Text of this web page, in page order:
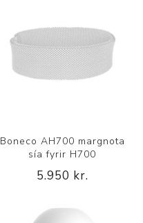
Boneco AH700 margnota
sía fyrir H700
5.950 kr.